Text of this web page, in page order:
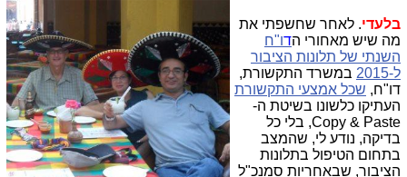
בלעדי. לאחר שחשפתי את
מה שיש מאחורי הדו"ח
השנתי של תלונות הציבור
ל-2015
במשרד התקשורת,
דו"ח, שכל אמצעי התקשורת
העתיקו כלשונו בשיטת ה-
Copy & Paste, בלי כל
בדיקה, נודע לי, שהמצב
בתחום הטיפול בתלונות
הציבור, שבאחריות סמנכ"ל